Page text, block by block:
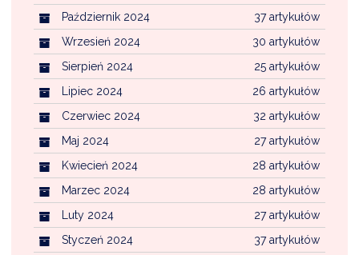
37 artykułów
Październik 2024
30 artykułów
Wrzesień 2024
25 artykułów
Sierpień 2024
26 artykułów
Lipiec 2024
32 artykułów
Czerwiec 2024
27 artykułów
Maj 2024
28 artykułów
Kwiecień 2024
28 artykułów
Marzec 2024
27 artykułów
Luty 2024
37 artykułów
Styczeń 2024